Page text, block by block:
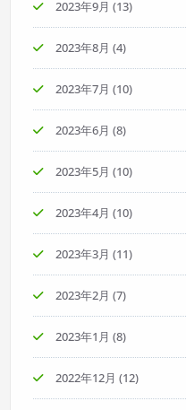
2023年9月 (13)
2023年8月 (4)
2023年7月 (10)
2023年6月 (8)
2023年5月 (10)
2023年4月 (10)
2023年3月 (11)
2023年2月 (7)
2023年1月 (8)
2022年12月 (12)